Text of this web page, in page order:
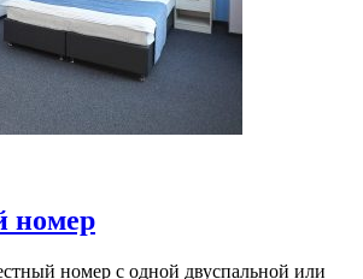
номер
номер с одной двуспальной или